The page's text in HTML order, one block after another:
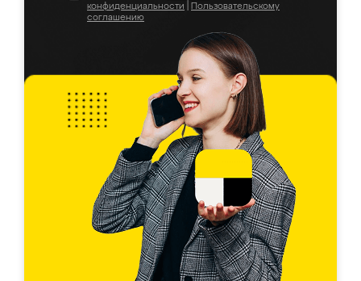
конфиденциальности
Пользовательскому
соглашению